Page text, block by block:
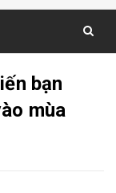
bạn
mùa